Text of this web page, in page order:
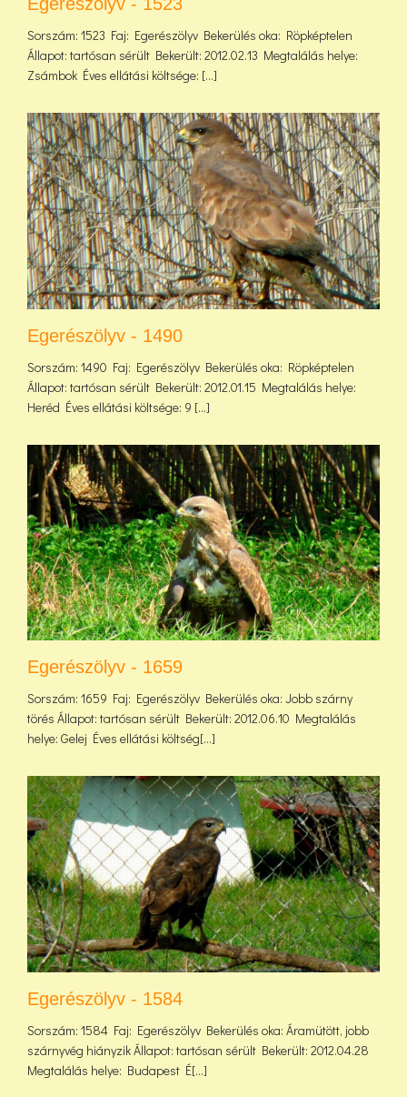
Sorszám: 1523 Faj: Egerészölyv Bekerülés oka: Röpképtelen
Állapot: tartósan sérült Bekerült: 2012.02.13 Megtalálás helye:
Zsámbok Éves ellátási költsége: [...]
Egerészölyv - 1490
Sorszám: 1490 Faj: Egerészölyv Bekerülés oka: Röpképtelen
Állapot: tartósan sérült Bekerült: 2012.01.15 Megtalálás helye:
Heréd Éves ellátási költsége: 9 [...]
Egerészölyv - 1659
Sorszám: 1659 Faj: Egerészölyv Bekerülés oka: Jobb szárny
törés Állapot: tartósan sérült Bekerült: 2012.06.10 Megtalálás
helye: Gelej Éves ellátási költség[...]
Egerészölyv - 1584
Sorszám: 1584 Faj: Egerészölyv Bekerülés oka: Áramütött, jobb
szárnyvég hiányzik Állapot: tartósan sérült Bekerült: 2012.04.28
Megtalálás helye: Budapest É[...]